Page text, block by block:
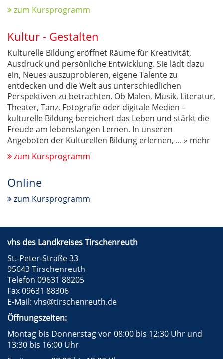
zum Kursprogramm
Kultur - Gestalten
Kulturelle Bildung eröffnet Räume für Kreativität,
Ausdruck und persönliche Entwicklung. Sie lädt dazu
ein, Neues auszuprobieren, eigene Talente zu
entdecken und die Welt aus unterschiedlichen
Perspektiven zu betrachten. Ob Malen, Musik, Literatur,
Theater, Tanz, Fotografie oder digitale Medien –
kulturelle Bildung bereichert das Leben und stärkt die
Freude am lebenslangen Lernen. In unseren
Angeboten der Kulturellen Bildung erlernen, ... » mehr
zum Kursprogramm
Online
zum Kursprogramm
vhs des Landkreises Tirschenreuth
St.-Peter-Straße 33
95643 Tirschenreuth
Telefon 09631 88205
Fax 09631 88306
E-Mail: vhs@tirschenreuth.de
Öffnungszeiten:
Montag bis Donnerstag von 08:00 bis 12:30 Uhr und
13:30 bis 16:00 Uhr